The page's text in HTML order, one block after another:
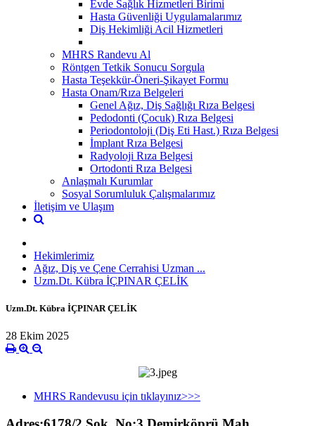
Evde Sağlık Hizmetleri Birimi
Hasta Güvenliği Uygulamalarımız
Diş Hekimliği Acil Hizmetleri
MHRS Randevu Al
Röntgen Tetkik Sonucu Sorgula
Hasta Teşekkür-Öneri-Şikayet Formu
Hasta Onam/Rıza Belgeleri
Genel Ağız, Diş Sağlığı Rıza Belgesi
Pedodonti (Çocuk) Rıza Belgesi
Periodontoloji (Diş Eti Hast.) Rıza Belgesi
İmplant Rıza Belgesi
Radyoloji Rıza Belgesi
Ortodonti Rıza Belgesi
Anlaşmalı Kurumlar
Sosyal Sorumluluk Çalışmalarımız
İletişim ve Ulaşım
Hekimlerimiz
Ağız, Diş ve Çene Cerrahisi Uzman ...
Uzm.Dt. Kübra İÇPINAR ÇELİK
Uzm.Dt. Kübra İÇPINAR ÇELİK
28 Ekim 2025
MHRS Randevusu için tıklayınız>>>